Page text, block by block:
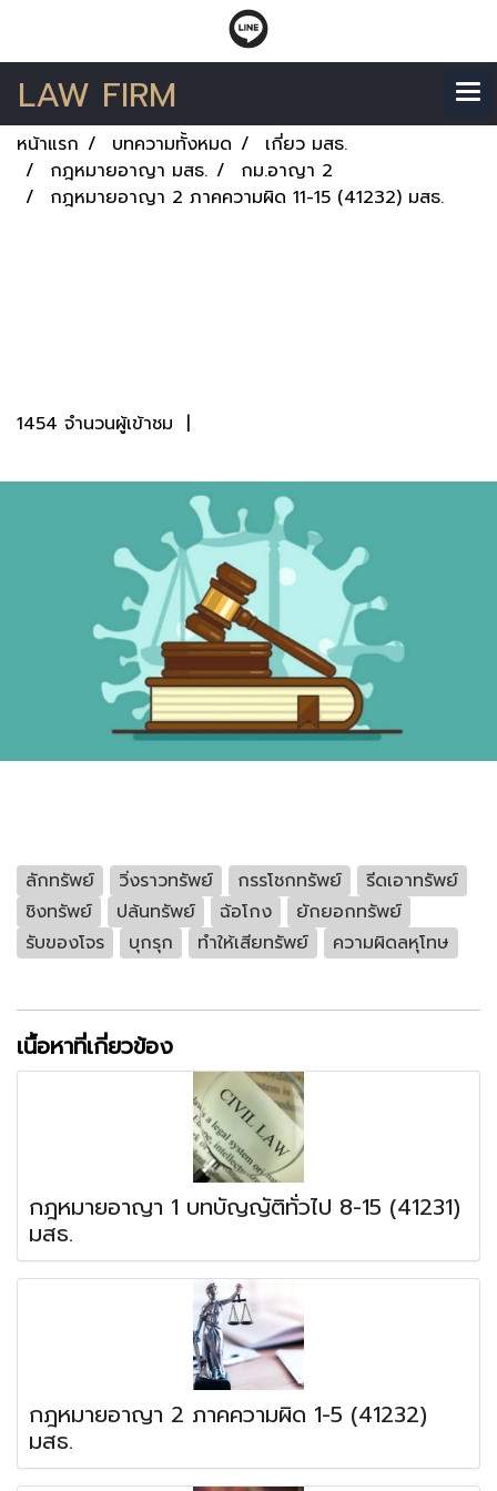
LAW FIRM
หน้าแรก บทความทั้งหมด
เกี่ยว มสธ.
กฎหมายอาญา มสธ.
กม.อาญา 2
กฎหมายอาญา 2 ภาคความผิด 11-15 (41232) มสธ.
1454 จำนวนผู้เข้าชม |
ลักทรัพย์ วิ่งราวทรัพย์ กรรโชกทรัพย์
รีดเอาทรัพย์
ชิงทรัพย์
ปล้นทรัพย์ ฉ้อโกง
ยักยอกทรัพย์
รับของโจร
บุกรุก ทำให้เสียทรัพย์ ความผิดลหุโทษ
เนื้อหาที่เกี่ยวข้อง
กฎหมายอาญา 1 บทบัญญัติทั่วไป 8-15 (41231)
มสธ.
กฎหมายอาญา 2 ภาคความผิด 1-5 (41232)
มสธ.